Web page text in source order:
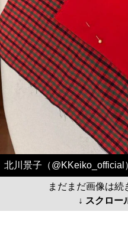
北川景子（@KKeiko_official
まだまだ画像は続
↓ スクロー